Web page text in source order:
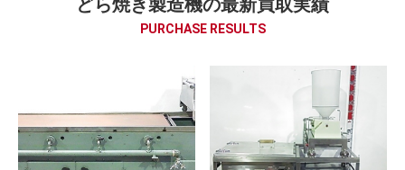
どら焼き製造機の最新買取実績
PURCHASE RESULTS